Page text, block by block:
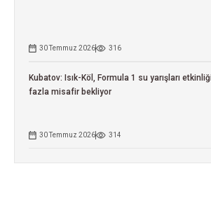
30 Temmuz 2026 316
Kubatov: Isık-Köl, Formula 1 su yarışları
fazla misafir bekliyor
30 Temmuz 2026 314